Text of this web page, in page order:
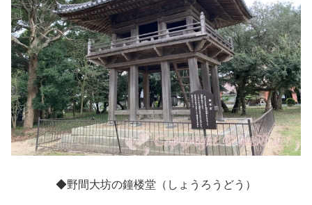
◆野間大坊の鐘楼堂（しょうろうどう）